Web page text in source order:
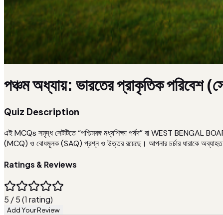
পঞ্চম অধ্যায়: ভারতের প্রাকৃতিক পরিবেশ
Quiz Description
এই MCQs সমৃদ্ধ সেটটিতে “পশ্চিমবঙ্গ মধ্যশিক্ষা পর্ষদ” বা WEST BENGAL
(MCQ) ও বোধমূলক (SAQ) প্রশ্ন ও উত্তর রয়েছে। আপনার চর্চার ধারাকে অব্যাহত
Ratings & Reviews
5 / 5 (1 rating)
Add Your Review